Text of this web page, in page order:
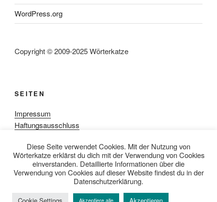
WordPress.org
Copyright © 2009-2025 Wörterkatze
SEITEN
Impressum
Haftungsausschluss
Rezensionpolitik
Bewertungsschema
Media-Kit
Diese Seite verwendet Cookies. Mit der Nutzung von
Wörterkatze erklärst du dich mit der Verwendung von Cookies
einverstanden. Detaillierte Informationen über die
Verwendung von Cookies auf dieser Website findest du in der
Datenschutzerklärung.
Akzeptiere alle